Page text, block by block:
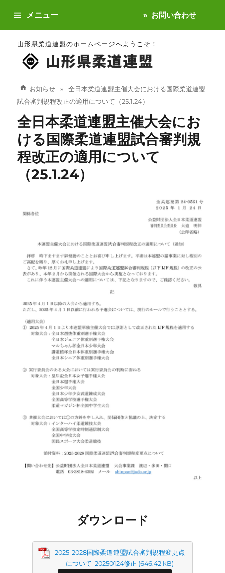
山形県柔道連盟のホームページへようこそ！
メニュー お問い合わせ
お知らせ
全日本柔道連盟主催大会における国際柔道連盟
試合審判規程改正の適用について（25.1.24）
全日本柔道連盟主催大会にお
ける国際柔道連盟試合審判規
程改正の適用について
（25.1.24）
ダウンロード
2025-2028国際柔道連盟試合審判規程変更点
について_20250124修正